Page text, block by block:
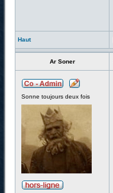
Haut
Ar Soner
Sonne toujours deux fois